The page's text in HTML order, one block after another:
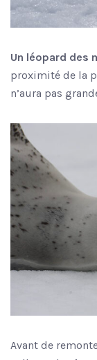
Un léopard des
proximité de la
n’aura pas
Avant de